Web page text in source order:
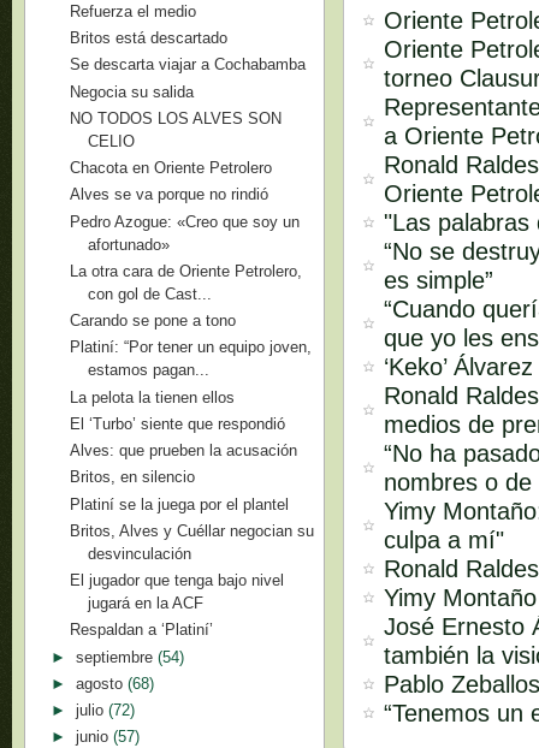
Oriente
Oriente
torneo
a Oriente
Ronald
Oriente
"Las palabras
“No se
es simple”
“Cuando
que yo les
‘Keko’
Ronald
medios de
“No ha
nombres o de
Yimy
culpa a mí"
Ronald
Yimy
José Ernesto
también la
Pablo
“Tenemos un
Refuerza el medio
Britos está descartado
Se descarta viajar a Cochabamba
Negocia su salida
NO TODOS LOS ALVES SON
CELIO
Chacota en Oriente Petrolero
Alves se va porque no rindió
Pedro Azogue: «Creo que soy un
afortunado»
La otra cara de Oriente Petrolero,
con gol de Cast...
Carando se pone a tono
Platiní: “Por tener un equipo joven,
estamos pagan...
La pelota la tienen ellos
El ‘Turbo’ siente que respondió
Alves: que prueben la acusación
Britos, en silencio
Platiní se la juega por el plantel
Britos, Alves y Cuéllar negocian su
desvinculación
El jugador que tenga bajo nivel
jugará en la ACF
Respaldan a ‘Platiní’
► septiembre (54)
► agosto (68)
► julio (72)
► junio (57)